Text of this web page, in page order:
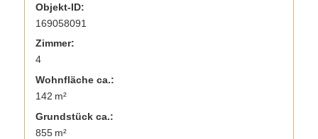
Objekt-ID:
169058091
Zimmer:
4
Wohnfläche ca.:
142 m²
Grund­stück ca.:
855 m²